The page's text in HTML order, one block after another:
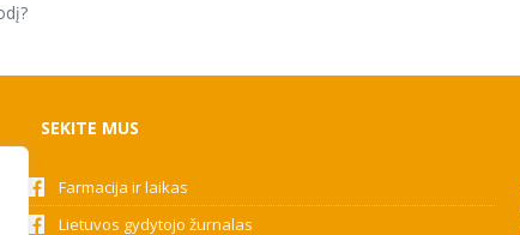
SEKITE MUS
Farmacija ir laikas
Lietuvos gydytojo žurnalas